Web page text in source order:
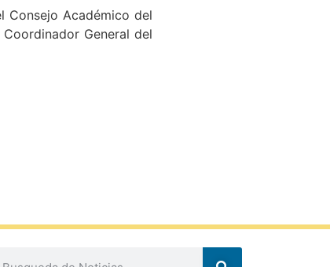
Consejo Académico del
General del